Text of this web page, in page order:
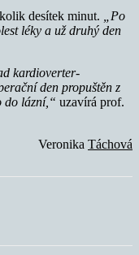
desítek minut.
„Po
léky a už druhý den
kardioverter-
den propuštěn z
do lázní,“ uzavírá prof.
Veronika Táchová